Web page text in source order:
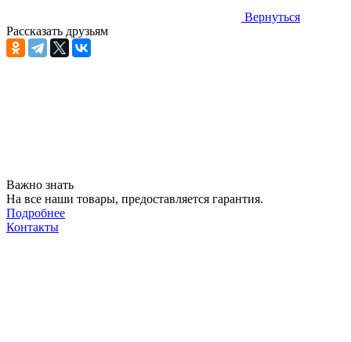
Вернуться
Рассказать друзьям
Важно знать
На все наши товары, предоставляется гарантия.
Подробнее
Контакты